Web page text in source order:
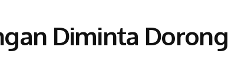
Diminta Dorong